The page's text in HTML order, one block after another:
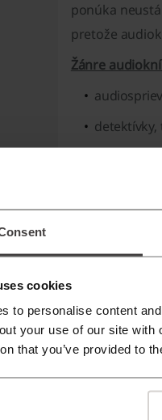
cookies
to personalise content
your use of our site
that you’ve provided to
ponúka
pretože
Žánre
detektívky,
výučba
divadlo,
humor,